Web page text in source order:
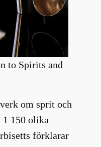
to Spirits and
om sprit och
1 150 olika
förklarar